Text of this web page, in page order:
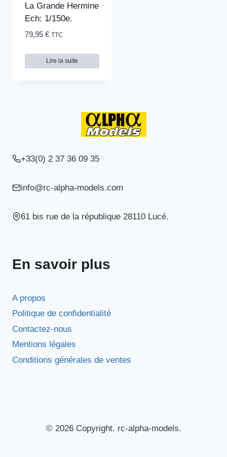
La Grande Hermine
Ech: 1/150e.
79,95 € TTC
Lire la suite
+33(0) 2 37 36 09 35
info@rc-alpha-models.com
61 bis rue de la république 28110 Lucé.
En savoir plus
A propos
Politique de confidentialité
Contactez-nous
Mentions légales
Conditions générales de ventes
© 2026 Copyright. rc-alpha-models.